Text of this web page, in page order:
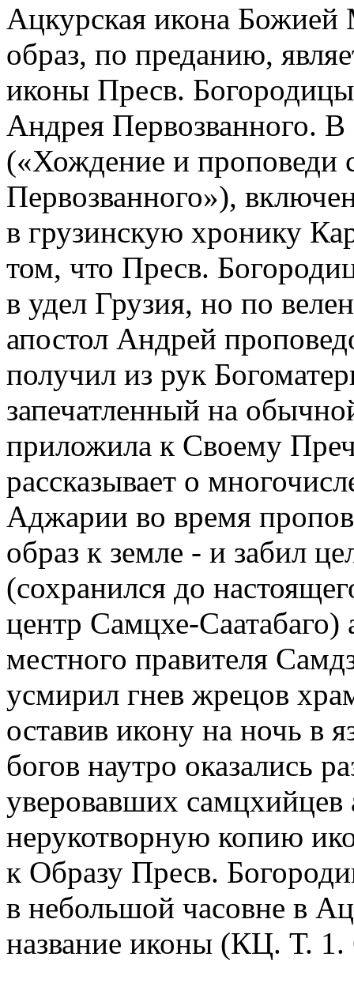
Ацкурская икона
образ, по преданию,
иконы Пресв.
Андрея Первозванного.
(«Хождение и проповеди
Первозванного»),
в грузинскую хронику
том, что Пресв.
в удел Грузия, но по
апостол Андрей
получил из рук
запечатленный на
приложила к Своему
рассказывает о
Аджарии во время
образ к земле - и забил
(сохранился до
центр Самцхе-Саатабаго)
местного правителя
усмирил гнев жрецов
оставив икону на ночь в
богов наутро оказались
уверовавших самцхийцев
нерукотворную копию
к Образу Пресв.
в небольшой часовне в
название иконы (КЦ. Т. 1.